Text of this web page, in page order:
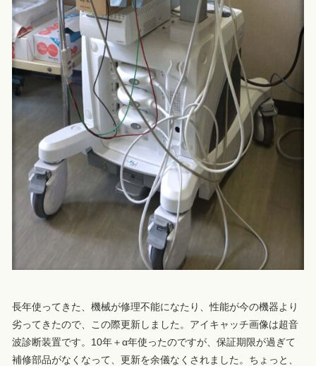
長年使ってきた、機械が修理不能になたり、性能が今の機器より
劣ってきたので、この際更新しました。アイキャッチ画像は超音
波診断装置です。10年＋α年使ったのですが、保証期限が過ぎて
補修部品がなくなって、更新を余儀なくされました。ちょっと、